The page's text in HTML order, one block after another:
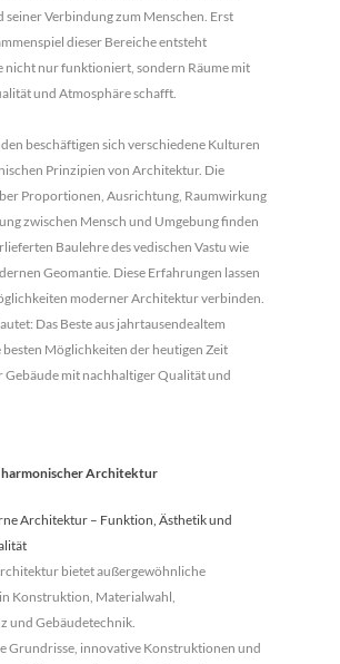
seiner Verbindung zum Menschen. Erst
dieser Bereiche entsteht
nicht nur funktioniert, sondern Räume mit
und Atmosphäre schafft.
beschäftigen sich verschiedene Kulturen
Prinzipien von Architektur. Die
Proportionen, Ausrichtung, Raumwirkung
zwischen Mensch und Umgebung finden
Baulehre des vedischen Vastu wie
Geomantie. Diese Erfahrungen lassen
moderner Architektur verbinden.
Das Beste aus jahrtausendealtem
besten Möglichkeiten der heutigen Zeit
Gebäude mit nachhaltiger Qualität und
harmonischer Architektur
Architektur – Funktion, Ästhetik und
bietet außergewöhnliche
Konstruktion, Materialwahl,
und Gebäudetechnik.
Grundrisse, innovative Konstruktionen und